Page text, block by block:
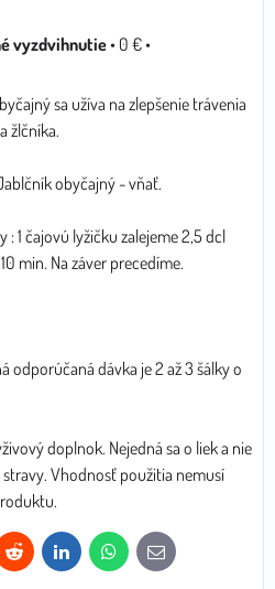
vyzdvihnutie• 0 €•
sa užíva na zlepšenie trávenia
žlčníka.
obyčajný - vňať.
: 1 čajovú lyžičku zalejeme 2,5 dcl
min. Na záver precedíme.
odporúčaná dávka je 2 až 3 šálky o
doplnok. Nejedná sa o liek a nie
Vhodnosť použitia nemusí
Reddit LinkedInWhatsApp
E-
mail